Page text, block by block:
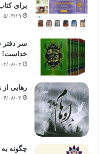
برای
۰۵/۰۳/۱۹
سر دفتر
خداست‌!
۰۴/۰۸/۰۳
رهایی از
۰۴/۰۸/۰۳
چگونه به